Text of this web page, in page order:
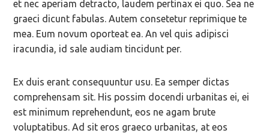
et nec aperiam detracto, laudem pertinax ei quo. Sea ne
graeci dicunt fabulas. Autem consetetur reprimique te
mea. Eum novum oporteat ea. An vel quis adipisci
iracundia, id sale audiam tincidunt per.
Ex duis erant consequuntur usu. Ea semper dictas
comprehensam sit. His possim docendi urbanitas ei, ei
est minimum reprehendunt, eos ne agam brute
voluptatibus. Ad sit eros graeco urbanitas, at eos